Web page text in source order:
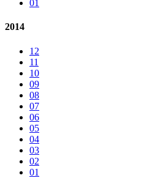
01
2014
12
11
10
09
08
07
06
05
04
03
02
01